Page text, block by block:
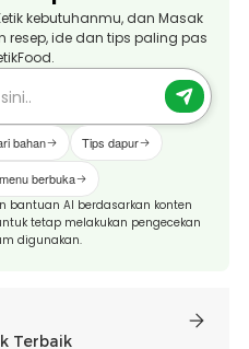
kebutuhanmu, dan Masak
resep, ide dan tips paling pas
bahan Tips dapur
berbuka
bantuan AI berdasarkan konten
tetap melakukan pengecekan
digunakan.